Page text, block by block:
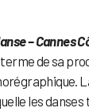
– Cannes
de sa
les